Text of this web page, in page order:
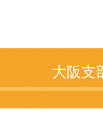
大阪支